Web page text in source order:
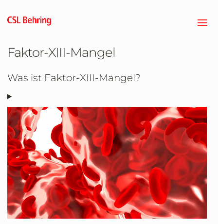
Hauptinhalt
springen
Faktor-XIII-Mangel
Was ist Faktor-XIII-Mangel?